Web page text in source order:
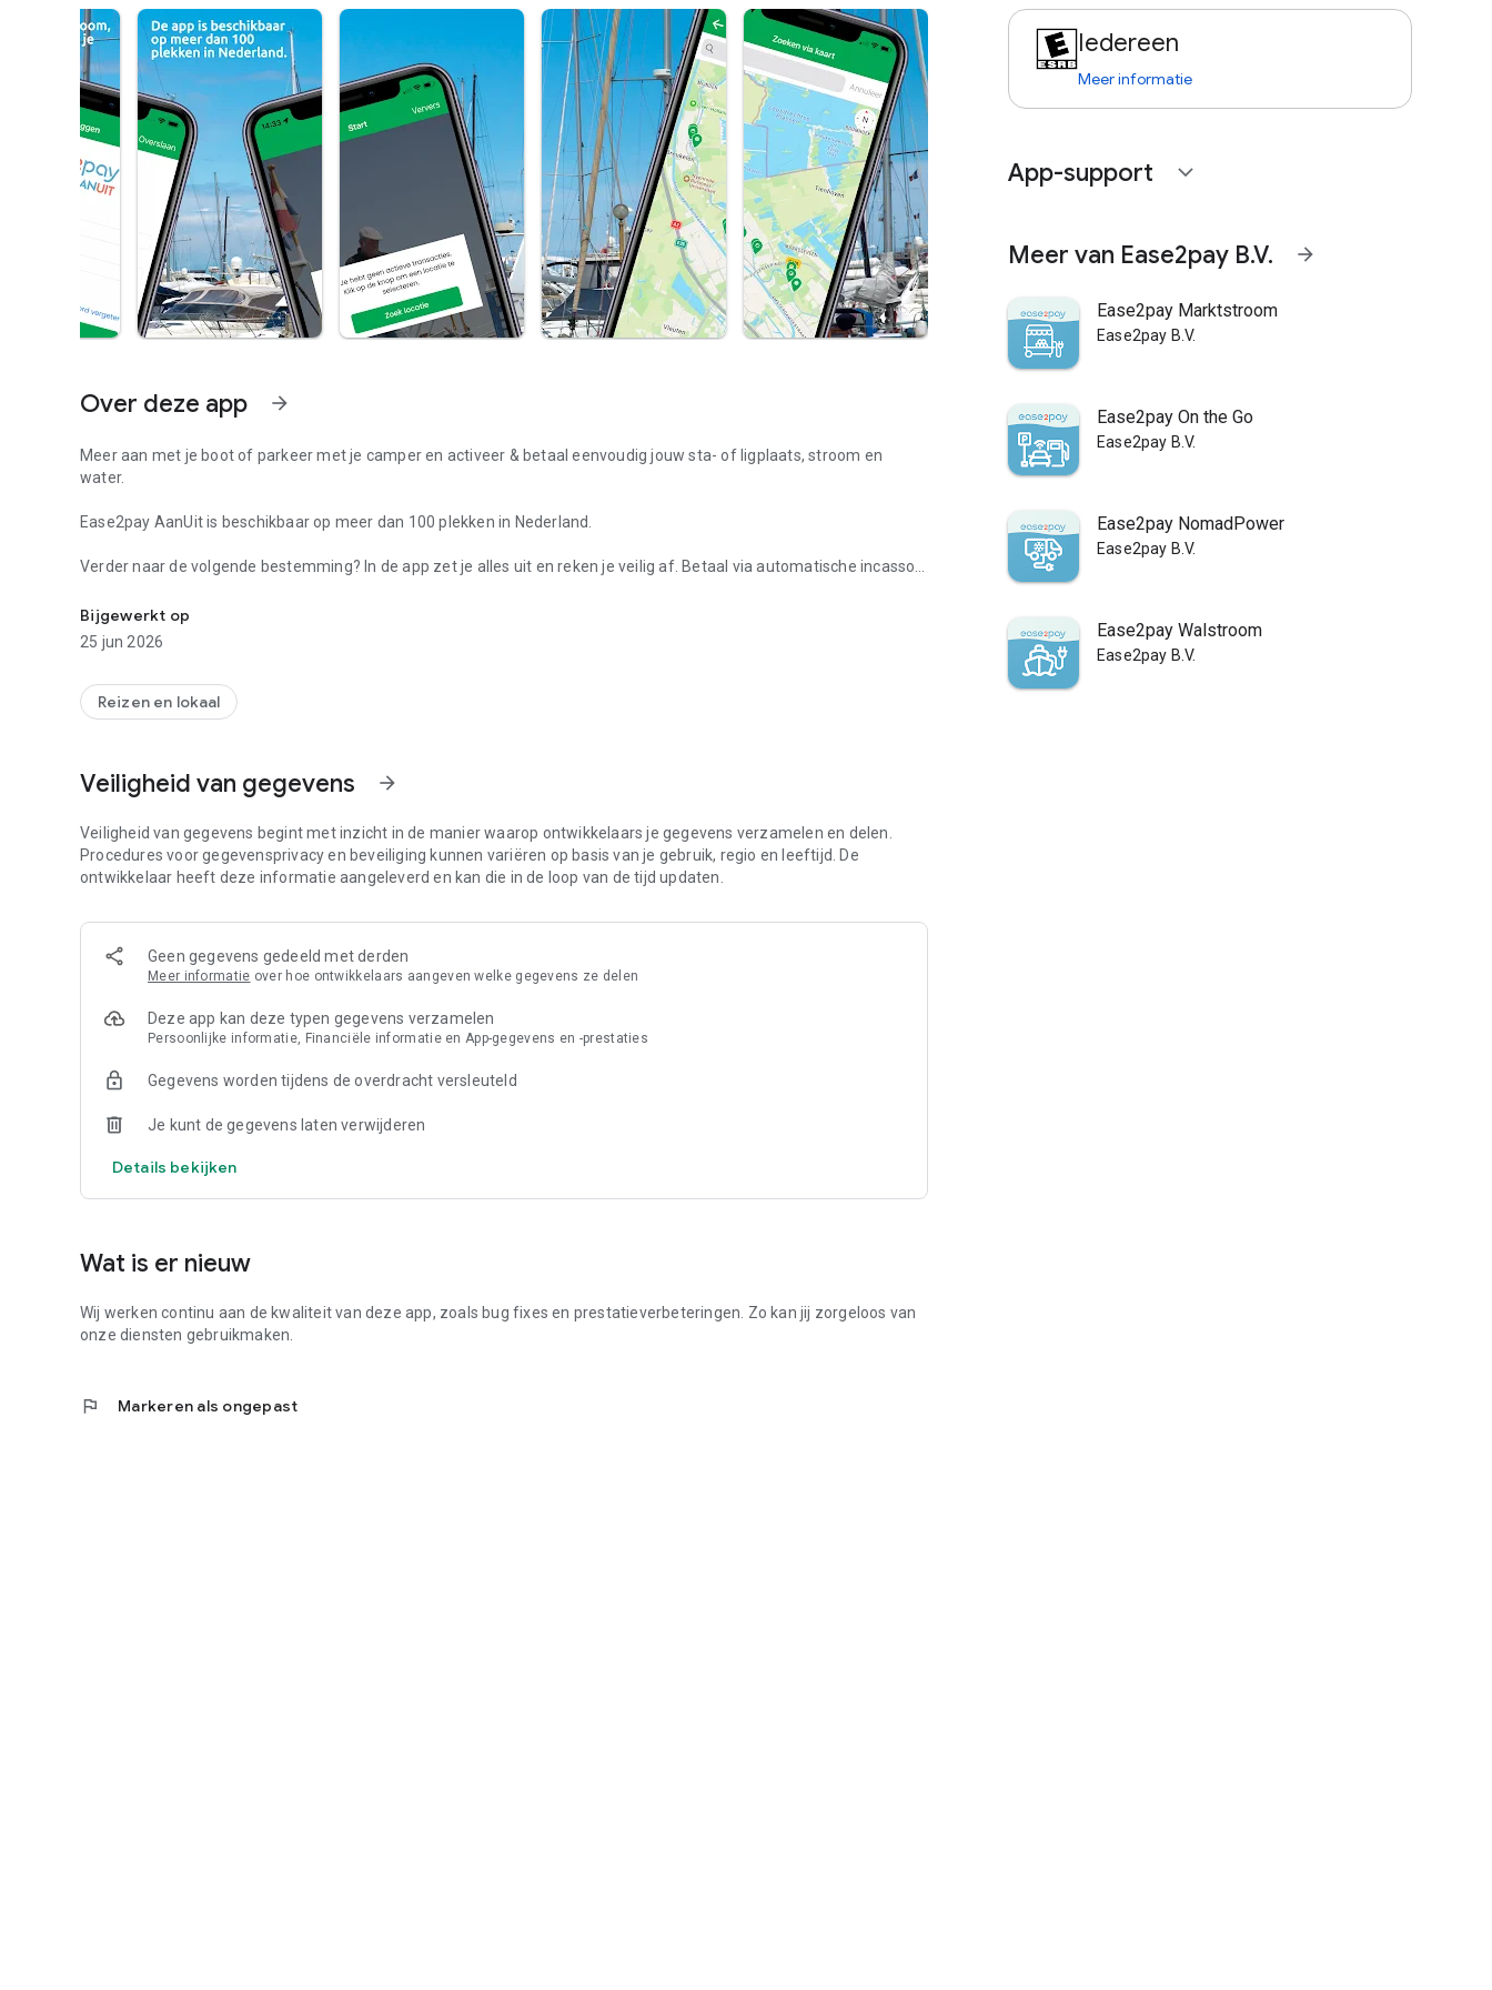
Over deze app arrow_forward
Meer aan met je boot of parkeer met je camper en activeer & betaal eenvoudig jouw sta- of ligplaats, stroom en
water.
Ease2pay AanUit is beschikbaar op meer dan 100 plekken in Nederland.
Verder naar de volgende bestemming? In de app zet je alles uit en reken je veilig af. Betaal via automatische incasso,
Geen gedoe met munten, contant geld of pinautomaten. Betaal precies voor wat je verbruikt. Niets meer, niets
minder.
Laat je vragen of feedback bij ons achter. Zo kunnen wij de app blijven verbeteren. Neem contact op via
servicedesk@aanuit.net. Ease2pay AanUit is een label van Ease2pay.
Bijgewerkt op
25 jun 2026
Reizen en lokaal
Veiligheid van gegevens arrow_forward
Veiligheid van gegevens begint met inzicht in de manier waarop ontwikkelaars je gegevens verzamelen en delen.
Procedures voor gegevensprivacy en beveiliging kunnen variëren op basis van je gebruik, regio en leeftijd. De
ontwikkelaar heeft deze informatie aangeleverd en kan die in de loop van de tijd updaten.
Geen gegevens gedeeld met derden
Meer informatie over hoe ontwikkelaars aangeven welke gegevens ze delen
Deze app kan deze typen gegevens verzamelen
Persoonlijke informatie, Financiële informatie en App-gegevens en -prestaties
Gegevens worden tijdens de overdracht versleuteld
Je kunt de gegevens laten verwijderen
Details bekijken
Wat is er nieuw
Wij werken continu aan de kwaliteit van deze app, zoals bug fixes en prestatieverbeteringen. Zo kan jij zorgeloos van
onze diensten gebruikmaken.
flag Markeren als ongepast
Iedereen
Meer informatie
App-support expand_more
Meer van Ease2pay B.V. arrow_forward
Ease2pay Marktstroom
Ease2pay B.V.
Ease2pay On the Go
Ease2pay B.V.
Ease2pay NomadPower
Ease2pay B.V.
Ease2pay Walstroom
Ease2pay B.V.